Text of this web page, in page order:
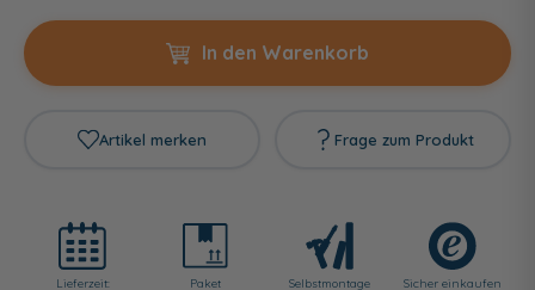
In den Warenkorb
Artikel merken Frage zum Produkt
Lieferzeit:
Paket Selbst­montage Sicher einkaufen